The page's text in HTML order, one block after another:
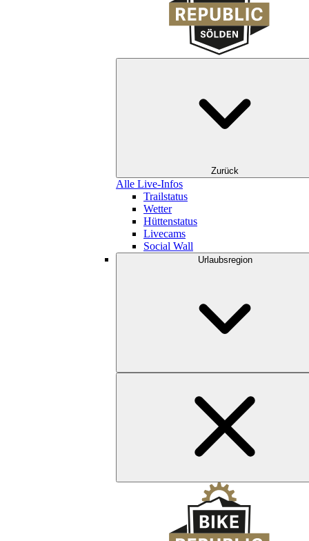
Zurück
Alle Live-Infos
Trailstatus
Wetter
Hüttenstatus
Livecams
Social Wall
Urlaubsregion